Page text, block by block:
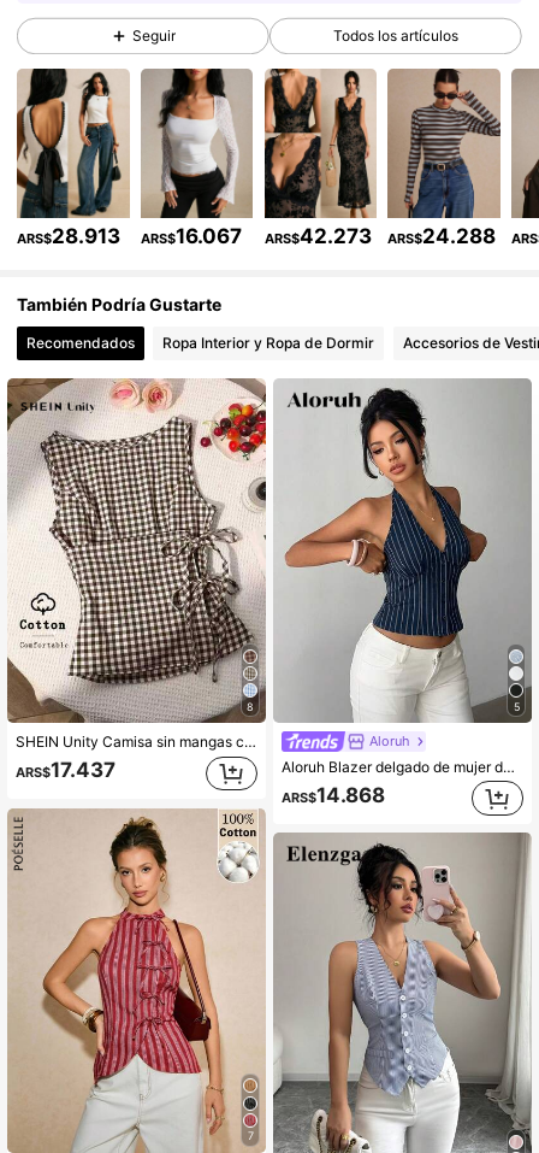
4,86 1.5M Seguidores
1.5M Seguidores
1.5M Seguidores
4,86 1.5M Seguidores
4,86 1.5M Seguidores
Seguir Todos los artículos
ARS$28.913 ARS$16.067 ARS$42.273 ARS$24.288
También Podría Gustarte
Recomendados Ropa Interior y Ropa de Dormir Accesorios de
8
SHEIN Unity Camisa sin mangas con diseño de cuello redondo a cuadros con estilo universitario retro y sexy para mujer, nueva blusa de verano con cordones, ajuste delgado y delicado con vibra dulce de chica
ARS$17.437
7
5
Aloruh
Aloruh Blazer delgado de mujer de un solo pecho con cuello alto de algodón a rayas para otoño/invierno
ARS$14.868